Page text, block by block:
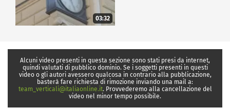
03:32
Alcuni video presenti in questa sezione sono stati presi da internet,
quindi valutati di pubblico dominio. Se i soggetti presenti in questi
video o gli autori avessero qualcosa in contrario alla pubblicazione,
basterà fare richiesta di rimozione inviando una mail a:
team_verticali@italiaonline.it. Provvederemo alla cancellazione del
video nel minor tempo possibile.